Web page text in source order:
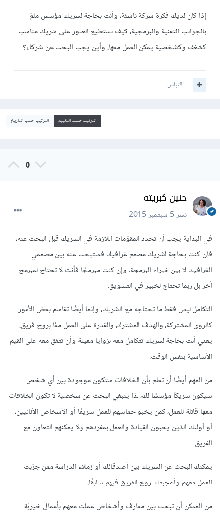
إذا كان لديك فكرة شركة ناشئة، وأنت بحاجة لشريك مؤسس ملمّ
بالجوانب التقنية والبرمجية، كيف تستطيع العثور على شريك مناسب
كشغف وكشخصية يمكن العمل معها، وأين يجب البحث عن شركاء؟
اقتباس
الترتيب حسب التقييم الترتيب حسب التاريخ
0
حنين كبريته
نشر5 سبتمبر 2015
في البداية يجب أن تحدد المقوّمات اللازمة في الشريك قبل البحث عنه،
فإن كنت بحاجة لشريك مصمم غرافيك فستبحث عنه بين مصممي
الغرافيك لا بين خبراء البرمجة، وإن كنت مبرمجًا فأنت لا تحتاج لمبرمج
آخر بل ربما تحتاج لخبير في التسويق.
التكامل ليس فقط ما تحتاجه مع الشريك، وإنما أيضًا تقاسم بعض الأمور
كالرؤى المشتركة، والهدف المشترك، والقدرة على العمل معًا بروح فريق،
يعني أنت بحاجة لشريك تتكامل معه بزوايا معينة وأن تتفق معه على القيم
الأساسية بنفس الوقت.
من المهم أيضًا أن تعلم بأن الخلافات ستكون موجودة بين أي شخص
سيكون شريكًا مؤسسًا لك، لذا ينبغي البحث عن شخصية لا تكون الخلافات
معها قاتلة للعمل، كمن يخبو حماسهم للعمل سريعًا أو الأشخاص الأنانيين،
أو أولئك الذين يحبون القيادة والعمل بمفردهم ولا يمكنهم التعاون مع
الفريق
يمكنك البحث عن الشريك بين أصدقائك أو زملاء الدراسة ممن جرّبت
العمل معهم وأعجبتك روح الفريق فيهم سابقًا.
من الممكن أن تبحث بين معارف وأشخاص عملت معهم بأعمال خيريّة